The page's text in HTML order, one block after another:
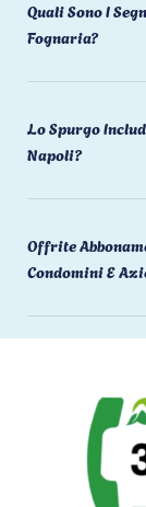
Quali Sono I
Fognaria?
Lo Spurgo
Napoli?
Offrite
Condomini E